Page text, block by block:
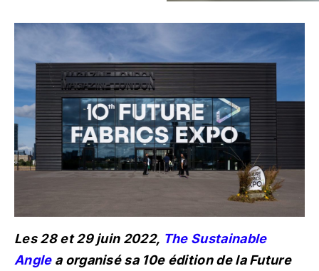
Les 28 et 29 juin 2022, The Sustainable
Anglea organisé sa 10e édition de la Future